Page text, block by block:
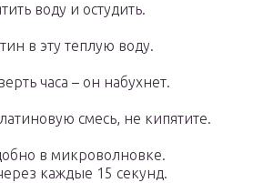
воду и остудить.
в эту теплую воду.
часа – он набухнет.
смесь, не кипятите.
в микроволновке.
каждые 15 секунд.